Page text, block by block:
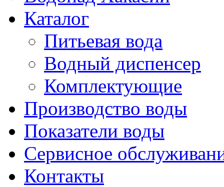
Каталог
Питьевая вода
Водный диспенсер
Комплектующие
Производство воды
Показатели воды
Сервисное
Контакты